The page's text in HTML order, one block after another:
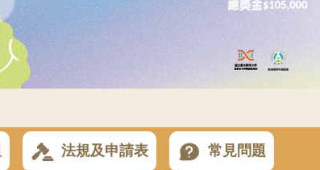
法規及申請表 常見問題